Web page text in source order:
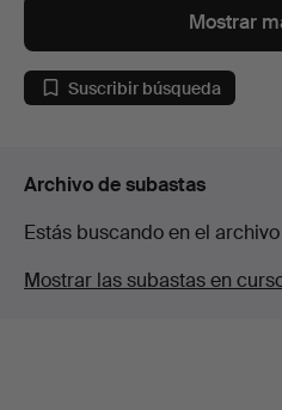
Mostrar
Suscribir búsqueda
Archivo de subastas
Estás buscando en el
Mostrar las subastas en